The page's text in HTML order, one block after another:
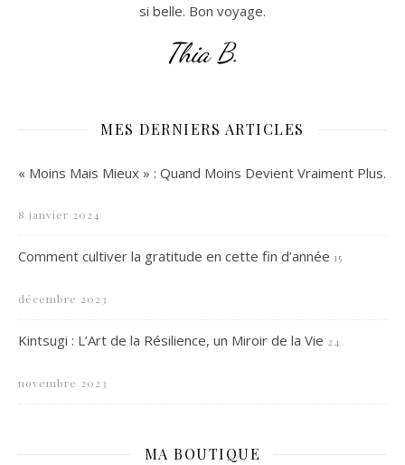
si belle. Bon voyage.
Thia B.
MES DERNIERS ARTICLES
« Moins Mais Mieux » : Quand Moins Devient Vraiment Plus.
8 janvier 2024
Comment cultiver la gratitude en cette fin d’année 15
décembre 2023
Kintsugi : L’Art de la Résilience, un Miroir de la Vie 24
novembre 2023
MA BOUTIQUE